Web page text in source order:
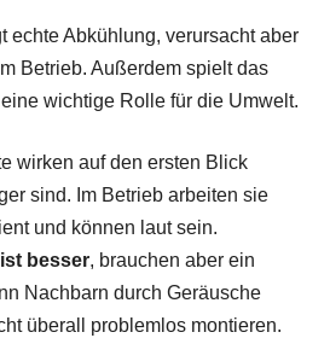
echte Abkühlung, verursacht aber
Betrieb. Außerdem spielt das
wichtige Rolle für die Umwelt.
wirken auf den ersten Blick
sind. Im Betrieb arbeiten sie
und können laut sein.
besser, brauchen aber ein
Nachbarn durch Geräusche
überall problemlos montieren.